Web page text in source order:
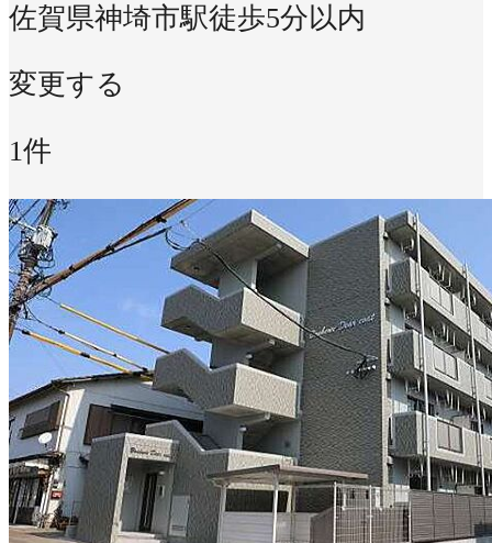
佐賀県神埼市駅徒歩5分以内
変更する
1件